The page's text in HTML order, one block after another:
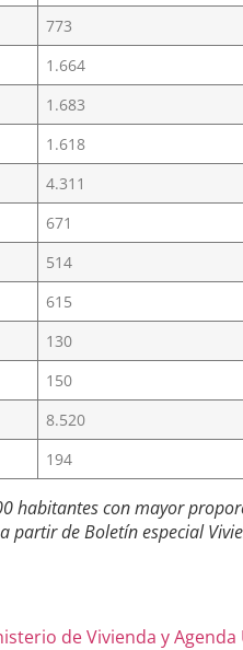
773
1.664
1.683
1.618
4.311
671
514
615
130
150
8.520
194
habitantes con mayor
partir de Boletín especial
de Vivienda y Agenda